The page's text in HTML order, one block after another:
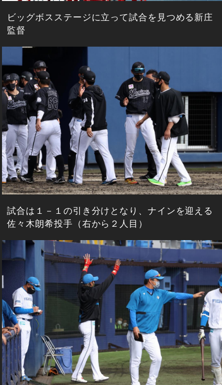
ビッグボスステージに立って試合を見つめる新庄
監督
試合は１－１の引き分けとなり、ナインを迎える
佐々木朗希投手（右から２人目）